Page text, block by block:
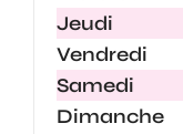
Jeudi
Vendredi
Samedi
Dimanche